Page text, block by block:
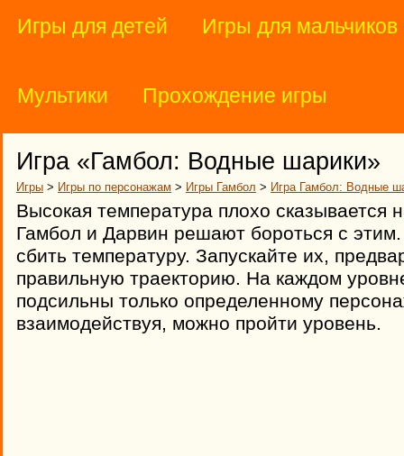
Игры для детей Игры для мальчиков
Мультики Прохождение игры
Игра «Гамбол: Водные шарики»
Игры > Игры по персонажам > Игры Гамбол > Игра Гамбол: Водные
Высокая температура плохо сказывается
Гамбол и Дарвин решают бороться с
сбить температуру. Запускайте их,
правильную траекторию. На каждом
подсильны только определенному
взаимодействуя, можно пройти уровень.